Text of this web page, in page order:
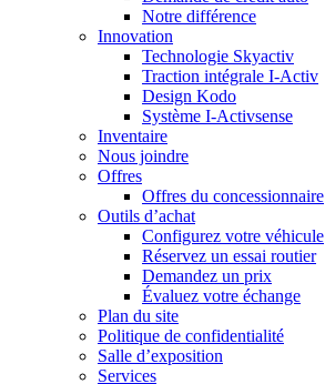
Notre différence
Innovation
Technologie Skyactiv
Traction intégrale I-Activ
Design Kodo
Système I-Activsense
Inventaire
Nous joindre
Offres
Offres du concessionnaire
Outils d’achat
Configurez votre véhicule
Réservez un essai routier
Demandez un prix
Évaluez votre échange
Plan du site
Politique de confidentialité
Salle d’exposition
Services